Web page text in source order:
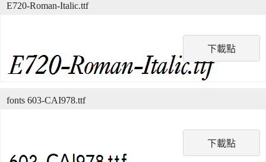
下載點
E720-Roman-Italic.ttf
下載點
fonts 603-CAI978.ttf